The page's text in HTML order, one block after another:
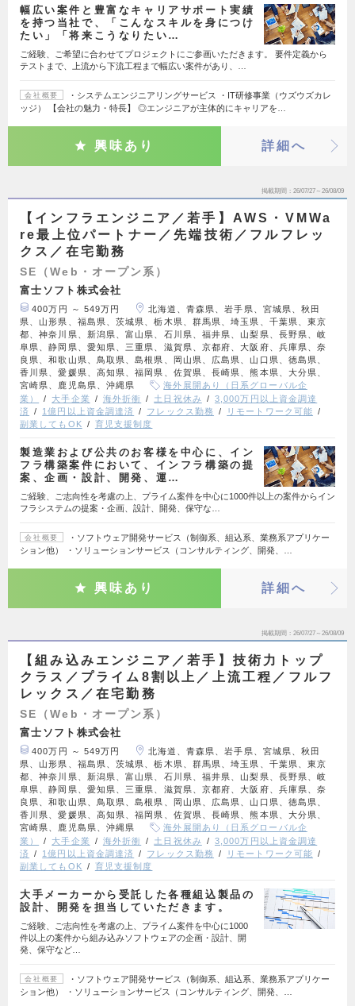
幅広い案件と豊富なキャリアサポート実績
を持つ当社で、「こんなスキルを身につけ
たい」「将来こうなりたい…
ご経験、ご希望に合わせてプロジェクトにご参画いただきます。 要件定義から
テストまで、上流から下流工程まで幅広い案件があり、…
会社概要
・システムエンジニアリングサービス ・IT研修事業（ウズウズカレ
ッジ） 【会社の魅力・特長】 ◎エンジニアが主体的にキャリアを…
興味あり 詳細へ
掲載期間 26/07/27～26/08/09
【インフラエンジニア／若手】AWS・VMWa
re最上位パートナー／先端技術／フルフレッ
クス／在宅勤務
SE（Web・オープン系）
富士ソフト株式会社
400万円 ～ 549万円
北海道、青森県、岩手県、宮城県、秋田
県、山形県、福島県、茨城県、栃木県、群馬県、埼玉県、千葉県、東京
都、神奈川県、新潟県、富山県、石川県、福井県、山梨県、長野県、岐
阜県、静岡県、愛知県、三重県、滋賀県、京都府、大阪府、兵庫県、奈
良県、和歌山県、鳥取県、島根県、岡山県、広島県、山口県、徳島県、
香川県、愛媛県、高知県、福岡県、佐賀県、長崎県、熊本県、大分県、
宮崎県、鹿児島県、沖縄県
海外展開あり（日系グローバル企
業）
大手企業 海外折衝 土日祝休み
3,000万円以上資金調達
済
1億円以上資金調達済 フレックス勤務
リモートワーク可能
副業してもOK
育児支援制度
製造業および公共のお客様を中心に、イン
フラ構築案件において、インフラ構築の提
案、企画・設計、開発、運…
ご経験、ご志向性を考慮の上、プライム案件を中心に1000件以上の案件からイン
フラシステムの提案・企画、設計、開発、保守な…
会社概要
・ソフトウェア開発サービス（制御系、組込系、業務系アプリケー
ション他） ・ソリューションサービス（コンサルティング、開発、…
興味あり 詳細へ
掲載期間 26/07/27～26/08/09
【組み込みエンジニア／若手】技術力トップ
クラス／プライム8割以上／上流工程／フルフ
レックス／在宅勤務
SE（Web・オープン系）
富士ソフト株式会社
400万円 ～ 549万円
北海道、青森県、岩手県、宮城県、秋田
県、山形県、福島県、茨城県、栃木県、群馬県、埼玉県、千葉県、東京
都、神奈川県、新潟県、富山県、石川県、福井県、山梨県、長野県、岐
阜県、静岡県、愛知県、三重県、滋賀県、京都府、大阪府、兵庫県、奈
良県、和歌山県、鳥取県、島根県、岡山県、広島県、山口県、徳島県、
香川県、愛媛県、高知県、福岡県、佐賀県、長崎県、熊本県、大分県、
宮崎県、鹿児島県、沖縄県
海外展開あり（日系グローバル企
業）
大手企業 海外折衝 土日祝休み
3,000万円以上資金調達
済
1億円以上資金調達済 フレックス勤務
リモートワーク可能
副業してもOK
育児支援制度
大手メーカーから受託した各種組込製品の
設計、開発を担当していただきます。
ご経験、ご志向性を考慮の上、プライム案件を中心に1000
件以上の案件から組み込みソフトウェアの企画・設計、開
発、保守など…
会社概要
・ソフトウェア開発サービス（制御系、組込系、業務系アプリケー
ション他） ・ソリューションサービス（コンサルティング、開発、…